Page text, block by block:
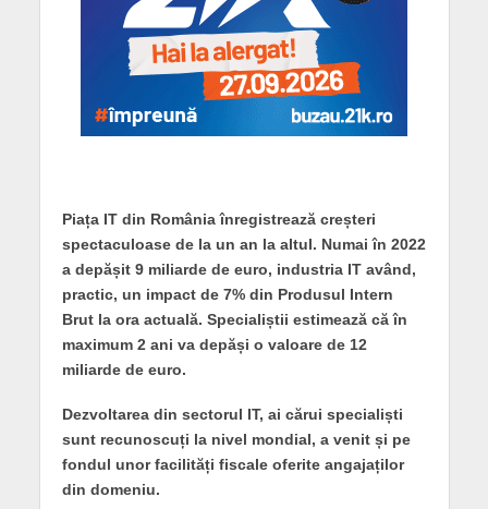
Piața IT din România înregistrează creșteri
spectaculoase de la un an la altul. Numai în 2022
a depășit 9 miliarde de euro, industria IT având,
practic, un impact de 7% din Produsul Intern
Brut la ora actuală. Specialiștii estimează că în
maximum 2 ani va depăși o valoare de 12
miliarde de euro.
Dezvoltarea din sectorul IT, ai cărui specialiști
sunt recunoscuți la nivel mondial, a venit și pe
fondul unor facilități fiscale oferite angajaților
din domeniu.